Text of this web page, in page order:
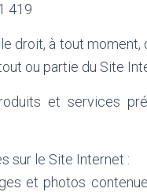
419
droit, à tout
ou partie du Site
et services
sur le Site Internet :
et photos